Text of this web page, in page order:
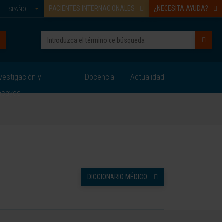
PACIENTES INTERNACIONALES ¿NECESITA AYUDA?
ESPAÑOL
y
Docencia Actualidad
DICCIONARIO MÉDICO